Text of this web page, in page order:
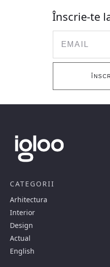
Înscrie-te
CATEGORII
Arhitectura
Interior
Design
Actual
English